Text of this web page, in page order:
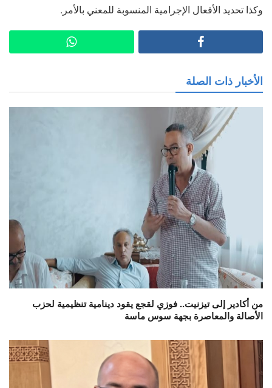
وكذا تحديد الأفعال الإجرامية المنسوبة للمعني بالأمر.
الأخبار ذات الصلة
من أكادير إلى تيزنيت.. فوزي لقجع يقود دينامية تنظيمية لحزب
الأصالة والمعاصرة بجهة سوس ماسة